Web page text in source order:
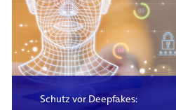
Schutz vor Deepfakes: